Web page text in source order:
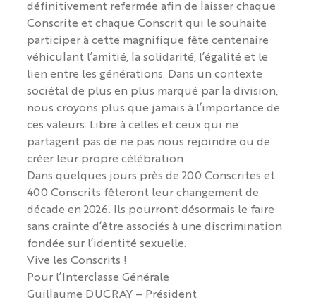
définitivement refermée afin de laisser chaque
Conscrite et chaque Conscrit qui le souhaite
participer à cette magnifique fête centenaire
véhiculant l’amitié, la solidarité, l’égalité et le
lien entre les générations. Dans un contexte
sociétal de plus en plus marqué par la division,
nous croyons plus que jamais à l’importance de
ces valeurs. Libre à celles et ceux qui ne
partagent pas de ne pas nous rejoindre ou de
créer leur propre célébration
Dans quelques jours près de 200 Conscrites et
400 Conscrits fêteront leur changement de
décade en 2026. Ils pourront désormais le faire
sans crainte d’être associés à une discrimination
fondée sur l’identité sexuelle.
Vive les Conscrits !
Pour l’Interclasse Générale
Guillaume DUCRAY – Président